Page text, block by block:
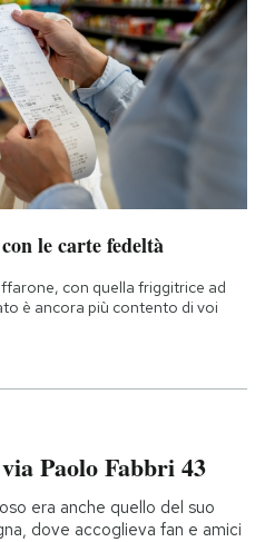
le carte fedeltà
con quella friggitrice ad
è ancora più contento di voi
Paolo Fabbri 43
era anche quello del suo
dove accoglieva fan e amici